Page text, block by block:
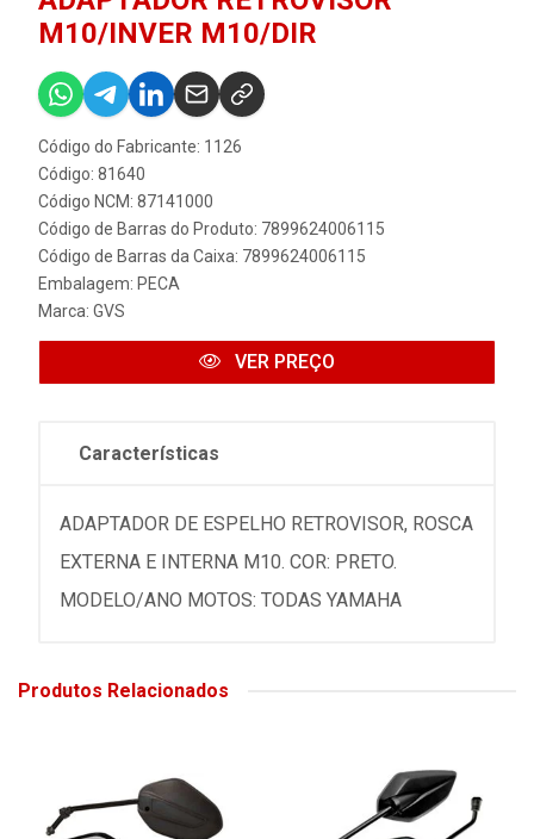
M10/INVER M10/DIR
Código do Fabricante: 1126
Código: 81640
Código NCM: 87141000
Código de Barras do Produto: 7899624006115
Código de Barras da Caixa: 7899624006115
Embalagem: PECA
Marca: GVS
VER PREÇO
Características
ADAPTADOR DE ESPELHO RETROVISOR, ROSCA
EXTERNA E INTERNA M10. COR: PRETO.
MODELO/ANO MOTOS: TODAS YAMAHA
Produtos Relacionados